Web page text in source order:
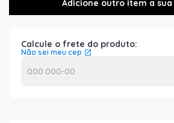
Calcule o frete do produto:
Não sei meu cep